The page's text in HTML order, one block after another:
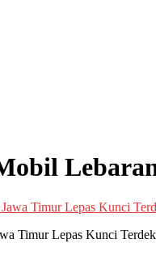
Timur Lepas Kunci